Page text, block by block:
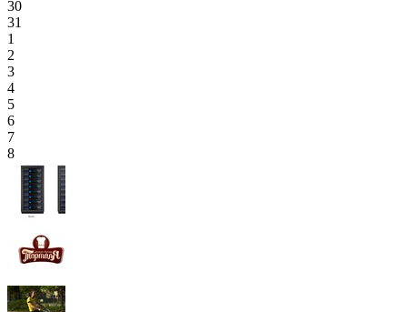
30
31
1
2
3
4
5
6
7
8